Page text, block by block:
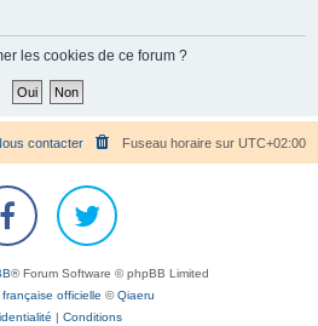
c
h
les cookies de ce forum ?
Fuseau horaire sur UTC+02:00
contacter
® Forum Software © phpBB Limited
officielle ©Qiaeru
Conditions